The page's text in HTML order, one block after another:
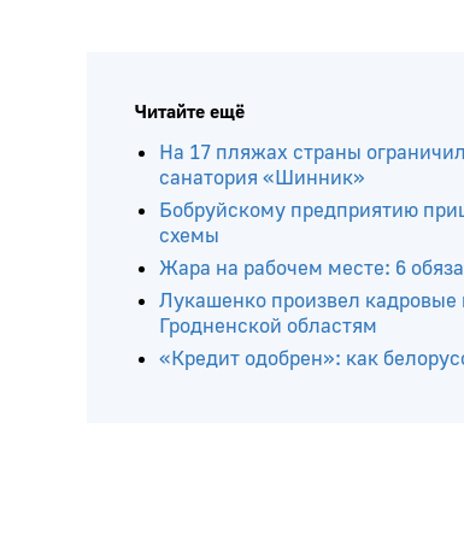
Читайте ещё
На 17 пляжах страны
санатория «Шинник»
Бобруйскому предприятию
схемы
Жара на рабочем месте: 6
Лукашенко произвел
Гродненской областям
«Кредит одобрен»: как